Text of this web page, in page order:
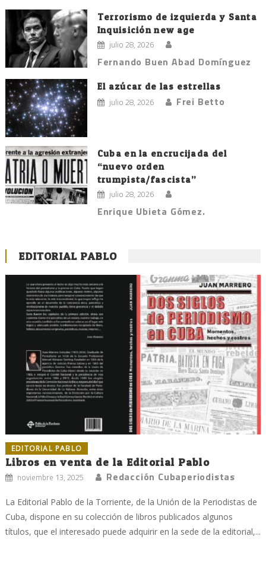
Terrorismo de izquierda y Santa
Inquisición new age
julio 28, 2026
Fernando Buen Abad Domínguez
El azúcar de las estrellas
julio 28, 2026 Frei Betto
Cuba en la encrucijada del
“nuevo orden
trumpista/fascista”
julio 28, 2026
Enrique Ubieta Gómez.
EDITORIAL PABLO
EDITORIAL PABLO
Libros en venta de la Editorial Pablo
noviembre 13, 2025 Redacción Cubaperiodistas
La Editorial Pablo de la Torriente, de la Unión de la Periodistas de
Cuba, dispone en su colección de libros publicados algunos
títulos, que el interesado puede adquirir en la sede de la editorial,...